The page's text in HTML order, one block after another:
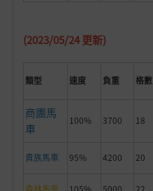
(2023/05/24 更新)
類型 速度 負重 格數
商團馬
車
100% 3700 18
貴族馬車 95% 4200 20